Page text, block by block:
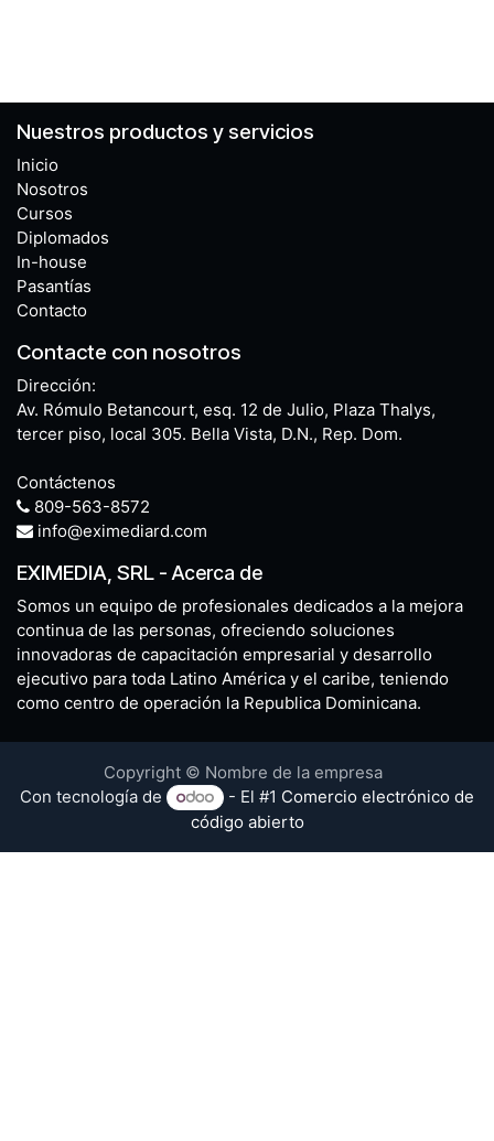
Nuestros productos y servicios
Inicio
Nosotros
Cursos
Diplomados
In-house
Pasantías
Contacto
Contacte con nosotros
Dirección:
Av. Rómulo Betancourt, esq. 12 de Julio, Plaza Thalys,
tercer piso, local 305. Bella Vista, D.N., Rep. Dom.
Contáctenos
809-563-8572
info@eximediard.com
EXIMEDIA, SRL - Acerca de
Somos un equipo de profesionales dedicados a la mejora
continua de las personas, ofreciendo soluciones
innovadoras de capacitación empresarial y desarrollo
ejecutivo para toda Latino América y el caribe, teniendo
como centro de operación la Republica Dominicana.
Copyright © Nombre de la empresa
Con tecnología de
- El #1 Comercio electrónico de
código abierto